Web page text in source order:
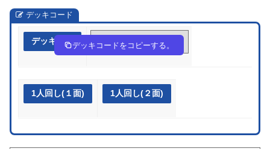
デッキコード
デッキ作成 LNnnHg-baOFyZ-Qgg69n
デッキコードをコピーする。
1人回し(１面) 1人回し(２面)